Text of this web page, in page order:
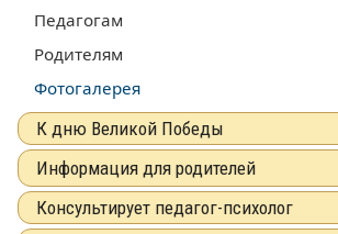
Педагогам
Родителям
Фотогалерея
К дню Великой Победы
Информация для родителей
Консультирует педагог-психолог